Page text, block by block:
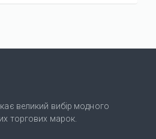
великий вибір модного
торгових марок.